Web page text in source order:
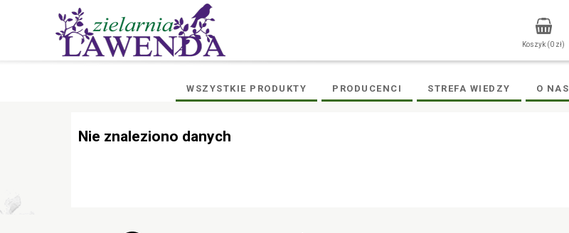
Koszyk (0 zł)
WSZYSTKIE PRODUKTY PRODUCENCI STREFA WIEDZY O NAS
Nie znaleziono danych